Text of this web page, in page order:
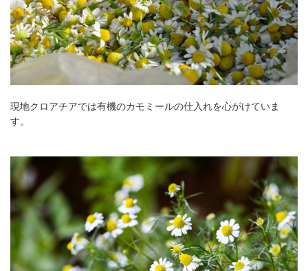
現地クロアチアでは有機のカモミールの仕入れを心がけていま
す。